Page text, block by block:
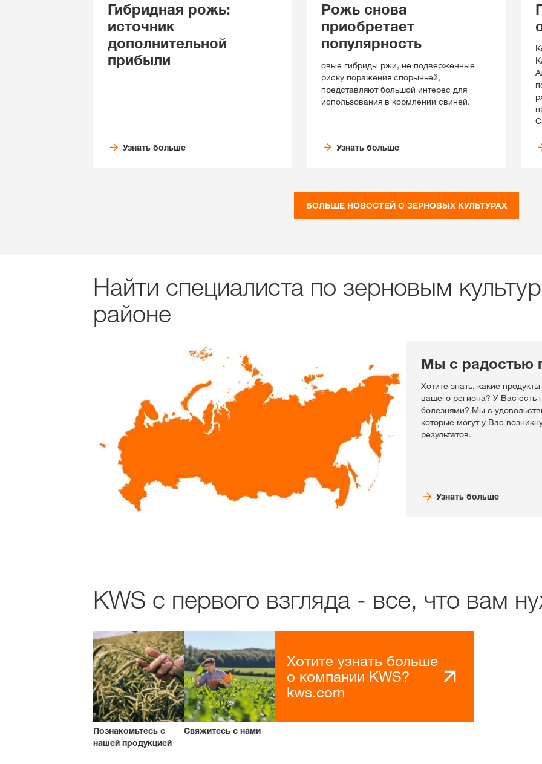
Гибридная рожь:
источник
дополнительной
прибыли
Узнать больше
Рожь снова
приобретает
популярность
овые гибриды ржи, не подверженные
риску поражения спорыньей,
представляют большой интерес для
использования в кормлении свиней.
Узнать больше
БОЛЬШЕ НОВОСТЕЙ О ЗЕРНОВЫХ КУЛЬТУРАХ
Найти специалиста по зерновым
районе
Мы с радостью
Хотите знать, какие
вашего региона? У Вас
болезнями? Мы с
которые могут у Вас
результатов.
Узнать больше
KWS с первого взгляда - все, что вам
Познакомьтесь с
нашей продукцией
Свяжитесь с нами
Хотите узнать больше
о компании KWS?
kws.com